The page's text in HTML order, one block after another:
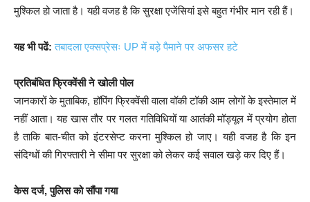
मुश्किल हो जाता है। यही वजह है कि सुरक्षा एजेंसियां इसे बहुत गंभीर मान रही हैं।
यह भी पढें: तबादला एक्सप्रेसः UP में बड़े पैमाने पर अफसर हटे
प्रतिबंधित फ्रिक्वेंसी ने खोली पोल
जानकारों के मुताबिक, हॉपिंग फ्रिक्वेंसी वाला वॉकी टॉकी आम लोगों के इस्तेमाल में
नहीं आता। यह खास तौर पर गलत गतिविधियों या आतंकी मॉड्यूल में प्रयोग होता
है ताकि बात-चीत को इंटरसेप्ट करना मुश्किल हो जाए। यही वजह है कि इन
संदिग्धों की गिरफ्तारी ने सीमा पर सुरक्षा को लेकर कई सवाल खड़े कर दिए हैं।
केस दर्ज, पुलिस को सौंपा गया